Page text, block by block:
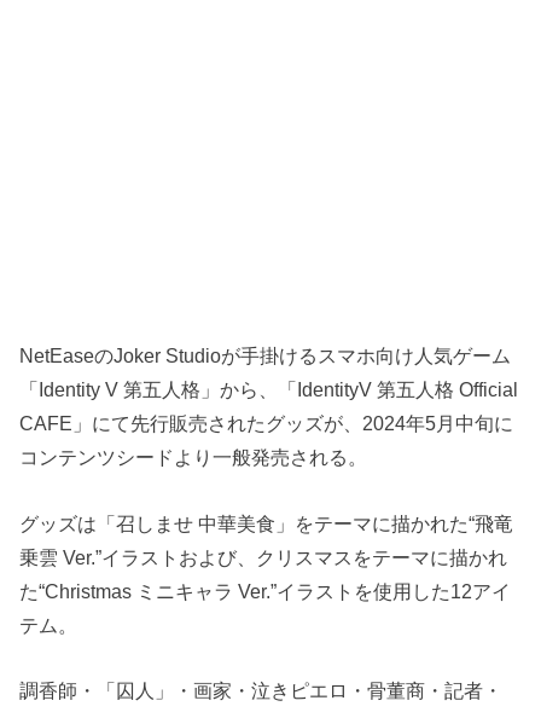
NetEaseのJoker Studioが手掛けるスマホ向け人気ゲーム
「Identity V 第五人格」から、「IdentityV 第五人格 Official
CAFE」にて先行販売されたグッズが、2024年5月中旬に
コンテンツシードより一般発売される。
グッズは「召しませ 中華美食」をテーマに描かれた“飛竜
乗雲 Ver.”イラストおよび、クリスマスをテーマに描かれ
た“Christmas ミニキャラ Ver.”イラストを使用した12アイ
テム。
調香師・「囚人」・画家・泣きピエロ・骨董商・記者・